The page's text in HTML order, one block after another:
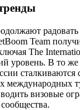
радовать
Team
The
уровень. В то же
сталкиваются
международных
визовые